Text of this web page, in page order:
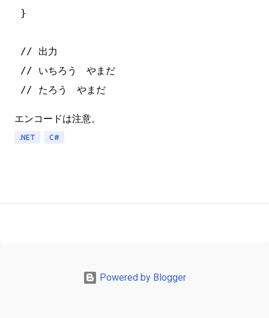
}
// 出力
// いちろう　やまだ
エンコードは注意。
.NET C#
Powered by Blogger